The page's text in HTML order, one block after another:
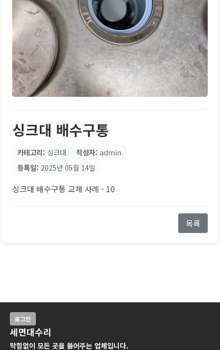
싱크대 배수구통
카테고리: 싱크대 작성자: admin
등록일: 2025년 05월 14일
싱크대 배수구통 교체 사례 - 10
목록
로그인
세면대수리
막힘없이 모든 곳을 뚫어주는 업체입니다.